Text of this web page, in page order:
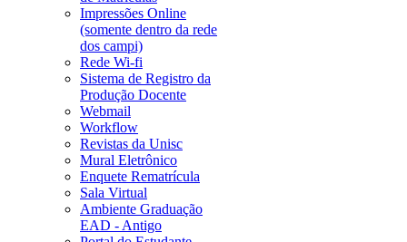
Impressões Online
(somente dentro da rede
dos campi)
Rede Wi-fi
Sistema de Registro da
Produção Docente
Webmail
Workflow
Revistas da Unisc
Mural Eletrônico
Enquete Rematrícula
Sala Virtual
Ambiente Graduação
EAD - Antigo